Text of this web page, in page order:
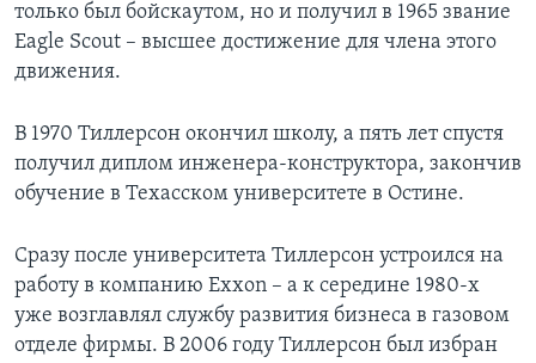
только был бойскаутом, но и получил в 1965 звание
Eagle Scout – высшее достижение для члена этого
движения.
В 1970 Тиллерсон окончил школу, а пять лет спустя
получил диплом инженера-конструктора, закончив
обучение в Техасском университете в Остине.
Сразу после университета Тиллерсон устроился на
работу в компанию Exxon – а к середине 1980-х
уже возглавлял службу развития бизнеса в газовом
отделе фирмы. В 2006 году Тиллерсон был избран